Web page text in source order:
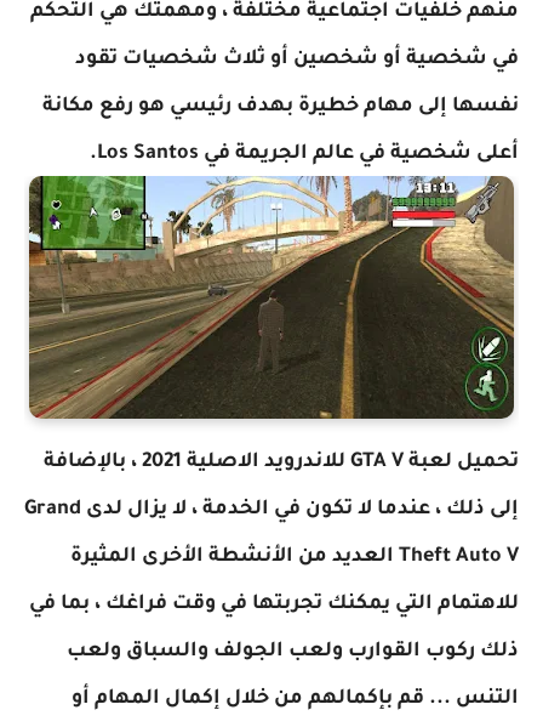
منهم خلفيات اجتماعية مختلفة ، ومهمتك هي التحكم
في شخصية أو شخصين أو ثلاث شخصيات تقود
نفسها إلى مهام خطيرة بهدف رئيسي هو رفع مكانة
أعلى شخصية في عالم الجريمة في Los Santos.
تحميل لعبة GTA V للاندرويد الاصلية 2021 ، بالإضافة
إلى ذلك ، عندما لا تكون في الخدمة ، لا يزال لدى Grand
Theft Auto V العديد من الأنشطة الأخرى المثيرة
للاهتمام التي يمكنك تجربتها في وقت فراغك ، بما في
ذلك ركوب القوارب ولعب الجولف والسباق ولعب
التنس ... قم بإكمالهم من خلال إكمال المهام أو